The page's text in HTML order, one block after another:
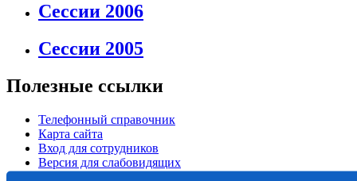
Сессии 2006
Сессии 2005
Полезные ссылки
Телефонный справочник
Карта сайта
Вход для сотрудников
Версия для слабовидящих